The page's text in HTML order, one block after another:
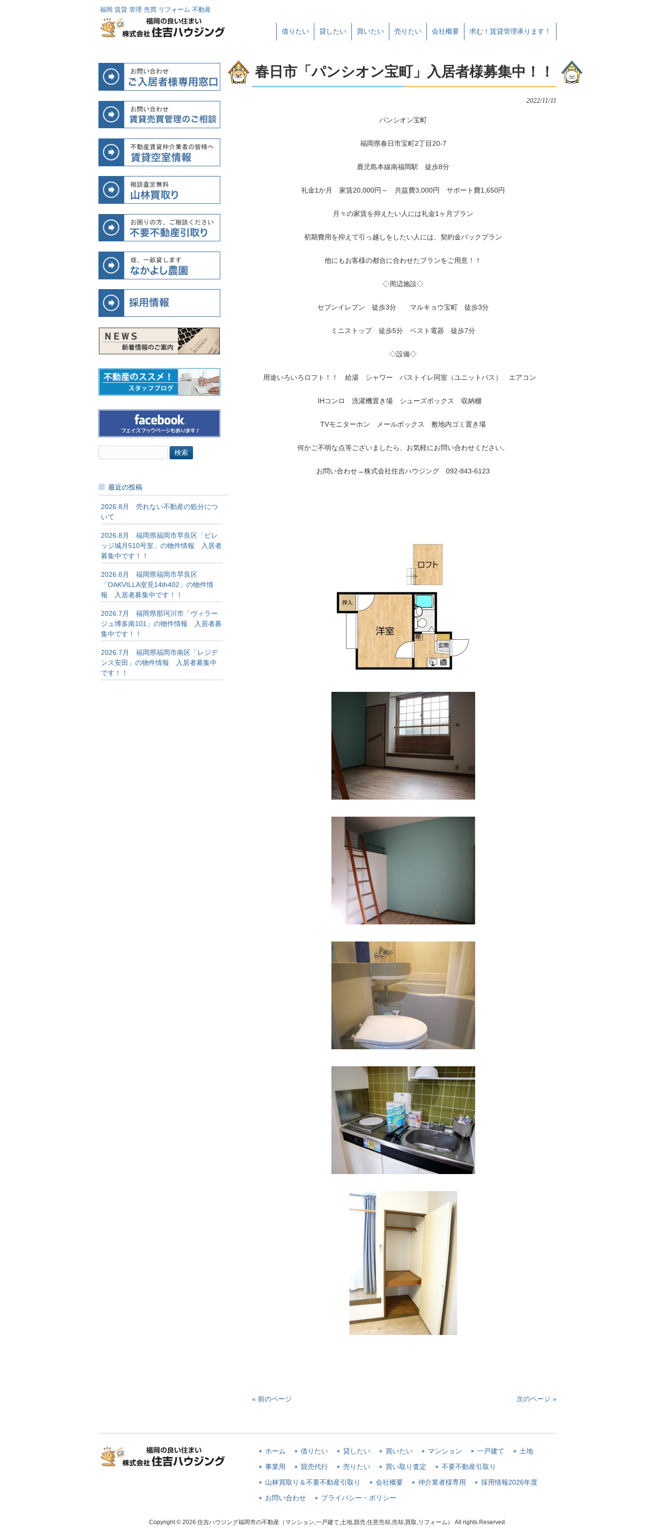
福岡 賃貸 管理 売買 リフォーム 不動産
借りたい 貸したい 買いたい 売りたい 会社概要 求む！賃貸管理承ります！
春日市「パンシオン宝町」入居者様募集中！！
2022/11/11
パンシオン宝町
福岡県春日市宝町2丁目20-7
鹿児島本線南福岡駅 徒歩8分
礼金1か月 家賃20,000円～ 共益費3,000円 サポート費1,650円
月々の家賃を抑えたい人には礼金1ヶ月プラン
初期費用を抑えて引っ越しをしたい人には、契約金パックプラン
他にもお客様の都合に合わせたプランをご用意！！
◇周辺施設◇
セブンイレブン 徒歩3分 マルキョウ宝町 徒歩3分
ミニストップ 徒歩5分 ベスト電器 徒歩7分
◇設備◇
用途いろいろロフト！！ 給湯 シャワー バストイレ同室（ユニットバス） エアコン
IHコンロ 洗濯機置き場 シューズボックス 収納棚
TVモニターホン メールボックス 敷地内ゴミ置き場
何かご不明な点等ございましたら、お気軽にお問い合わせください。
お問い合わせ→株式会社住吉ハウジング 092-843-6123
« 前のページ 次のページ »
最近の投稿
2026.8月 売れない不動産の処分につ
いて
2026.8月 福岡県福岡市早良区「ビレ
ッジ城月510号室」の物件情報 入居者
募集中です！！
2026.8月 福岡県福岡市早良区
「OAKVILLA室見14th402」の物件情
報 入居者募集中です！！
2026.7月 福岡県那珂川市「ヴィラー
ジュ博多南101」の物件情報 入居者募
集中です！！
2026.7月 福岡県福岡市南区「レジデ
ンス安田」の物件情報 入居者募集中
です！！
ホーム 借りたい 貸したい 買いたい マンション 一戸建て 土地
事業用 競売代行 売りたい 買い取り査定 不要不動産引取り
山林買取り＆不要不動産引取り 会社概要 仲介業者様専用 採用情報2026年度
お問い合わせ プライバシー・ポリシー
Copyright © 2026 住吉ハウジング福岡市の不動産（マンション,一戸建て,土地,競売,任意売却,売却,買取,リフォーム） All rights Reserved.